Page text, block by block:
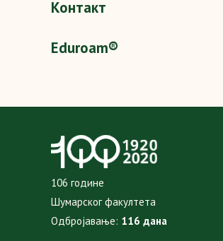
Контакт
Eduroam®
106 године
Шумарског факултета
Одбројавање: 116 дана